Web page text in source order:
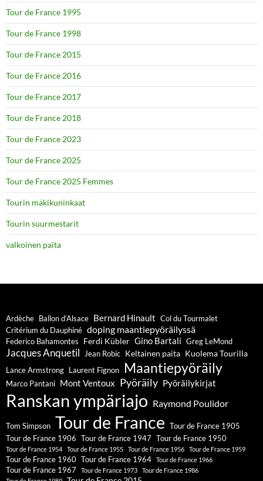
Tour de France 1995
Tour de France 1998
Tour de France 2015
Tour de France 2016
Tour de France 2017
Tour de France 2018
Tour de France 2023
Tour de France 2025
Tour de France 2025 Femmes
Tourin mäkikuninkaat
Tourin suurmestarit
valkoinen paita
Ardèche Ballon d’Alsace Bernard Hinault Col du Tourmalet
Critérium du Dauphiné doping maantiepyöräilyssä
Federico Bahamontes Ferdi Kübler Gino Bartali Greg LeMond
Jacques Anquetil Jean Robic Keltainen paita Kuolema Tourilla
Lance Armstrong Laurent Fignon Maantiepyöräily
Marco Pantani Mont Ventoux Pyöräily Pyöräilykirjat
Ranskan ympäriajo Raymond Poulidor
Tom Simpson Tour de France Tour de France 1905
Tour de France 1906 Tour de France 1947 Tour de France 1950
Tour de France 1954 Tour de France 1955 Tour de France 1956 Tour de France 1959
Tour de France 1960 Tour de France 1964 Tour de France 1966
Tour de France 1967 Tour de France 1973
Tour de France 1986